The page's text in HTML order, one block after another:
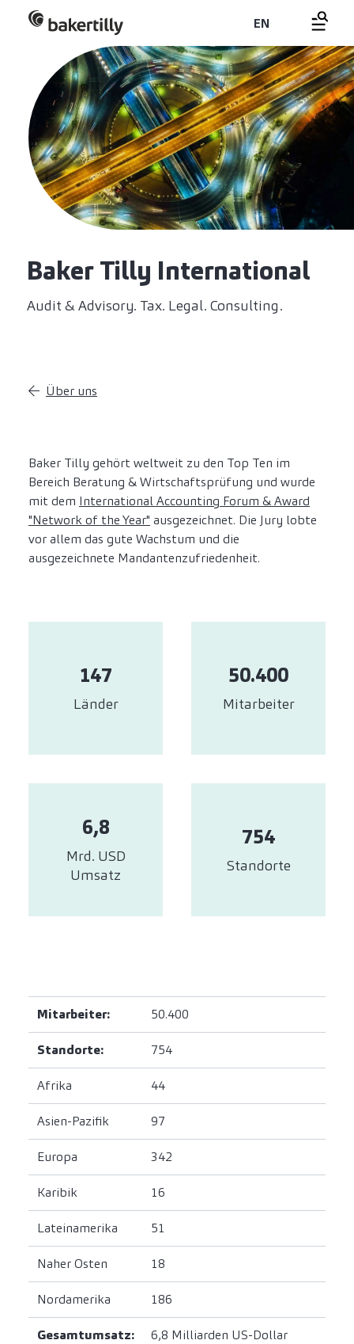
EN
Baker Tilly International
Audit & Advisory. Tax. Legal. Consulting.
Über uns
Baker Tilly gehört weltweit zu den Top Ten im
Bereich Beratung & Wirtschaftsprüfung und wurde
mit dem International Accounting Forum & Award
"Network of the Year" ausgezeichnet. Die Jury lobte
vor allem das gute Wachstum und die
ausgezeichnete Mandantenzufriedenheit.
147
Länder
50.400
Mitarbeiter
6,8
Mrd. USD
Umsatz
754
Standorte
Mitarbeiter: 50.400
Standorte: 754
Afrika 44
Asien-Pazifik 97
Europa 342
Karibik 16
Lateinamerika 51
Naher Osten 18
Nordamerika 186
Gesamtumsatz:
6,8 Milliarden US-Dollar